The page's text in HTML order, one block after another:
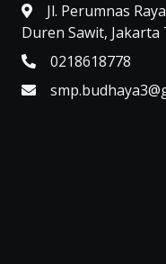
Jl. Perumnas
Duren Sawit,
0218618778